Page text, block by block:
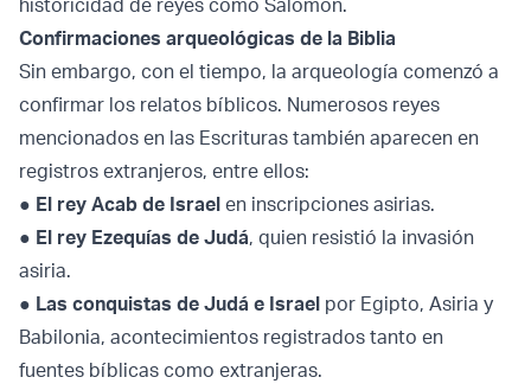
historicidad de reyes como Salomón.
Confirmaciones arqueológicas de la Biblia
Sin embargo, con el tiempo, la arqueología comenzó a
confirmar los relatos bíblicos. Numerosos reyes
mencionados en las Escrituras también aparecen en
registros extranjeros, entre ellos:
● El rey Acab de Israel en inscripciones asirias.
● El rey Ezequías de Judá, quien resistió la invasión
asiria.
● Las conquistas de Judá e Israel por Egipto, Asiria y
Babilonia, acontecimientos registrados tanto en
fuentes bíblicas como extranjeras.